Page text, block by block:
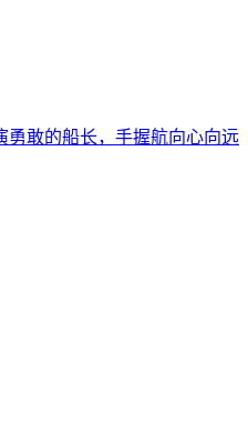
敢的船长，手握航向心向远